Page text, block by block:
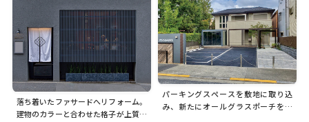
落ち着いたファサードへリフォーム。
建物のカラーと合わせた格子が上質な
パーキングスペースを敷地に取り込
み、新たにオールグラスポーチを設